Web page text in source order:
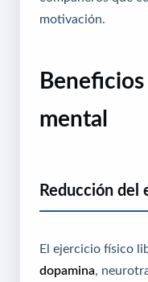
motivación.
mental
Reducción del
El ejercicio físico
dopamina ,